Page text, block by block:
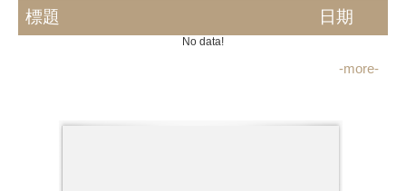
標題 日期
No data!
-more-